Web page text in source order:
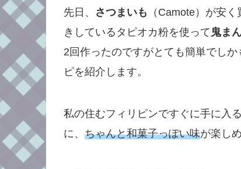
先日、 さつまいも （Camote）が安
きしているタピオカ粉を使って 鬼ま
2回作ったのですがとても簡単でし
ピを紹介します。
私の住むフィリピンですぐに手に入
に、 ちゃんと和菓子っぽい味が楽し